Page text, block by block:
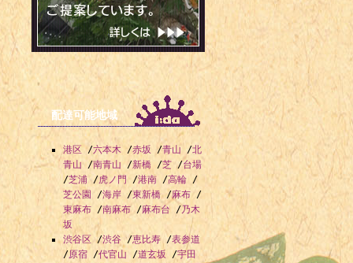
配達可能地域
港区/六本木 /赤坂 /青山 /北
青山 /南青山 /新橋 /芝 /台場
/芝浦/虎ノ門 /港南 /高輪 /
芝公園
/海岸 /東新橋/麻布/
東麻布 /南麻布 /麻布台 /乃木
坂
渋谷区 /渋谷 /恵比寿/表参道
/原宿 /代官山 /道玄坂 /宇田